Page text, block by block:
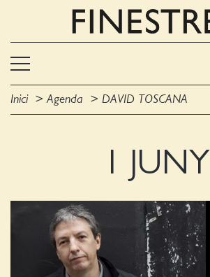
Inici Agenda DAVID TOSCANA
1 JUNY